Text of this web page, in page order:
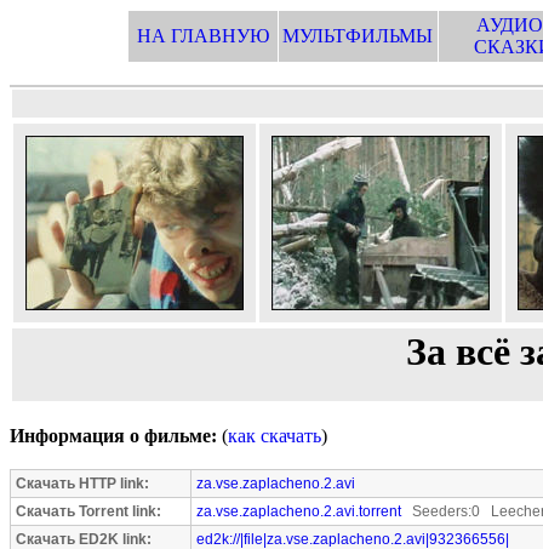
НА ГЛАВНУЮ МУЛЬТФИЛЬМЫ
За всё
Информация о фильме: (как скачать)
Скачать HTTP link:
za.vse.zaplacheno.2.avi
Скачать Torrent link:
za.vse.zaplacheno.2.avi.torrentSeeders:0
Скачать ED2K link:
ed2k://|file|za.vse.zaplacheno.2.avi|932366556|